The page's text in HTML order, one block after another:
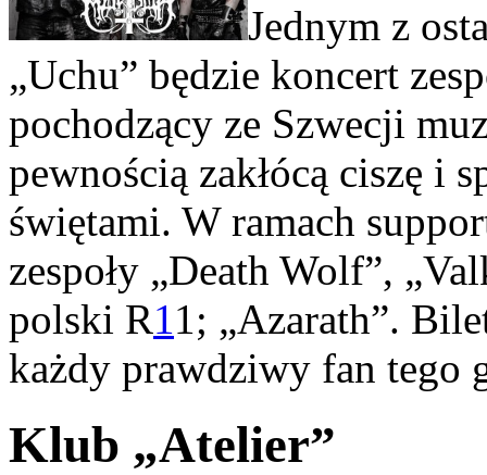
Jednym z
„Uchu” będzie koncert
pochodzący ze Szwecji
pewnością zakłócą ciszę i
świętami. W ramach
zespoły „Death Wolf”,
polski R11; „Azarath”.
każdy prawdziwy fan tego
Klub „Atelier”